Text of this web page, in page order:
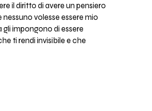
il diritto di avere un pensiero
volesse essere mio
impongono di essere
ti rendi invisibile e che